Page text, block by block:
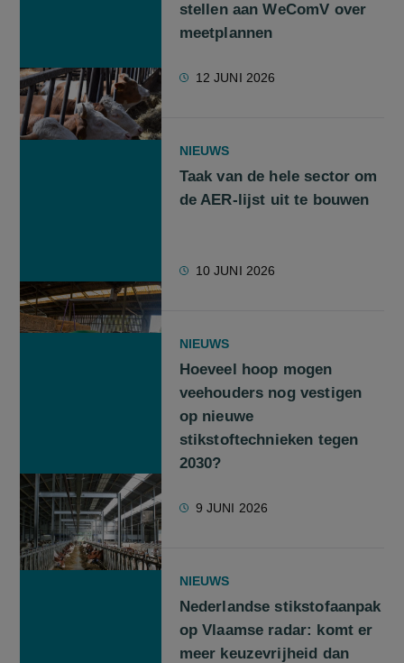
stellen aan WeComV over
meetplannen
12 JUNI 2026
NIEUWS
Taak van de hele sector om
de AER-lijst uit te bouwen
10 JUNI 2026
NIEUWS
Hoeveel hoop mogen
veehouders nog vestigen
op nieuwe
stikstoftechnieken tegen
2030?
9 JUNI 2026
NIEUWS
Nederlandse stikstofaanpak
op Vlaamse radar: komt er
meer keuzevrijheid dan